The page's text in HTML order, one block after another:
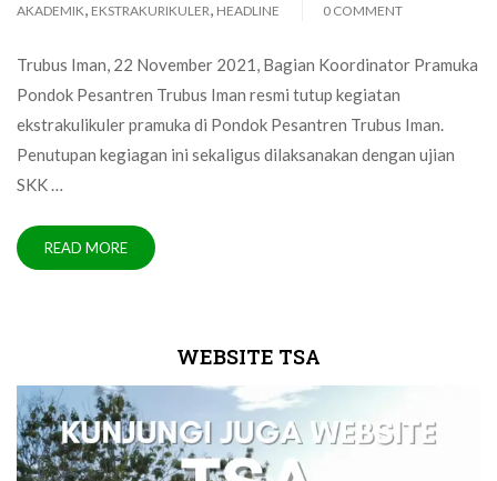
AKADEMIK EKSTRAKURIKULER HEADLINE
0 COMMENT
Trubus Iman, 22 November 2021, Bagian Koordinator Pramuka
Pondok Pesantren Trubus Iman resmi tutup kegiatan
ekstrakulikuler pramuka di Pondok Pesantren Trubus Iman.
Penutupan kegiagan ini sekaligus dilaksanakan dengan ujian
SKK …
READ MORE
WEBSITE TSA